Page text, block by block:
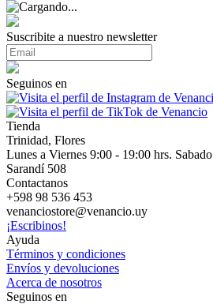
Suscribite a nuestro newsletter
Seguinos en
Tienda
Trinidad, Flores
Lunes a Viernes 9:00 - 19:00 hrs.
Sarandí 508
Contactanos
+598 98 536 453
venanciostore@venancio.uy
¡Escribinos!
Ayuda
Términos y condiciones
Envíos y devoluciones
Acerca de nosotros
Seguinos en